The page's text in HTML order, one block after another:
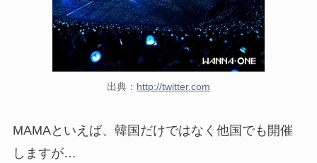
出典： http://twitter.com
MAMAといえば、韓国だけではなく他国でも開催
しますが…